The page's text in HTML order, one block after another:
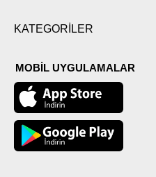
KATEGORİLER
MOBİL UYGULAMALAR